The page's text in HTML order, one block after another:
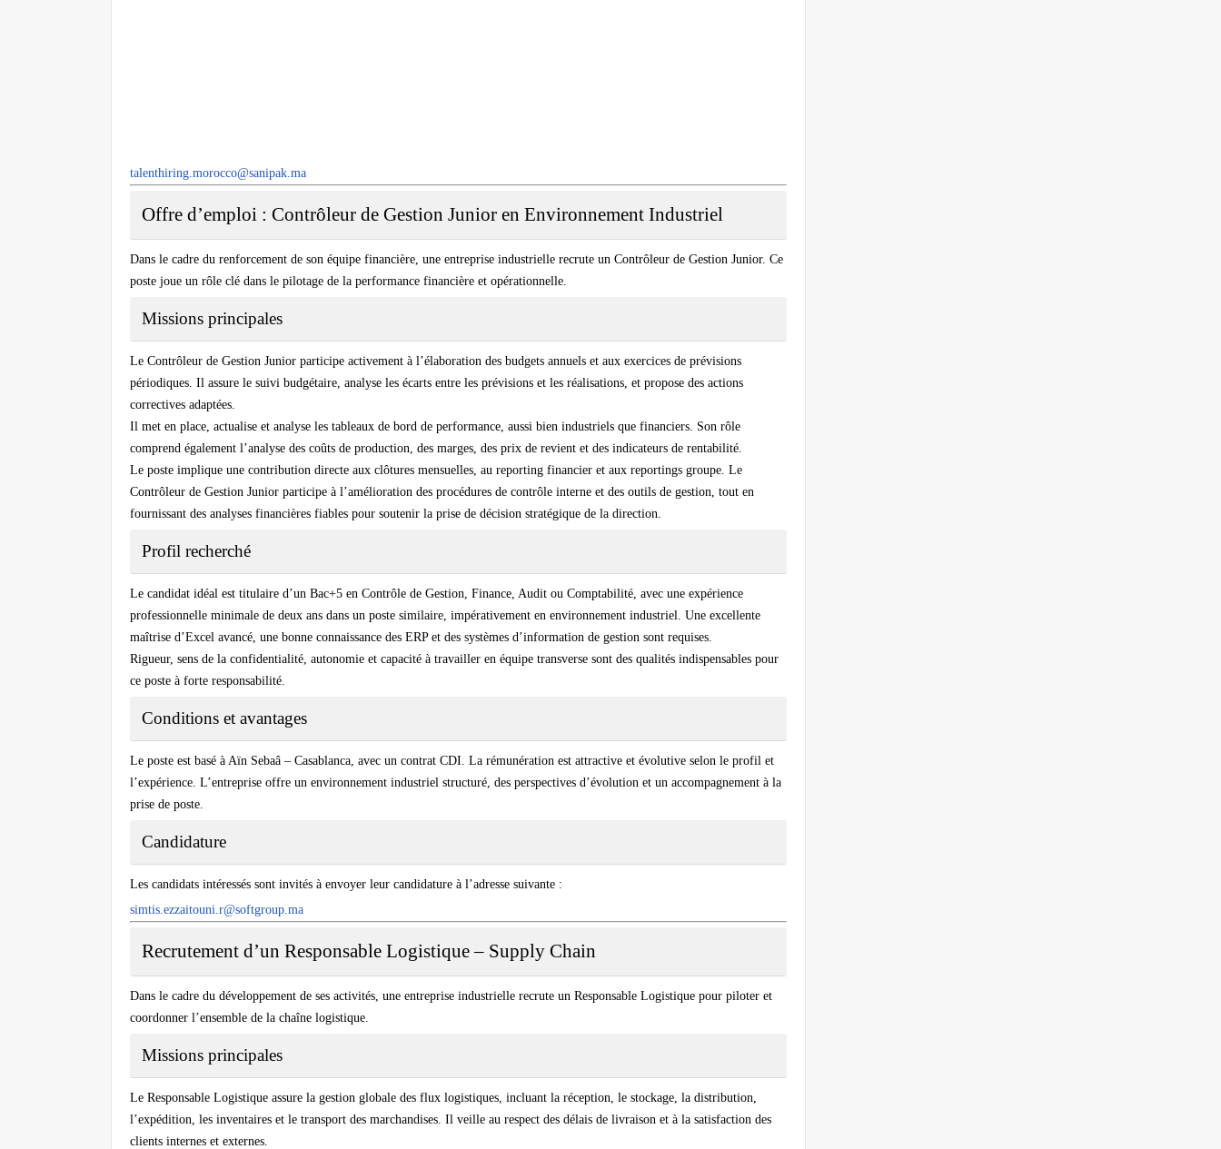
talenthiring.morocco@sanipak.ma
Offre d’emploi : Contrôleur de Gestion Junior en Environnement Industriel
Dans le cadre du renforcement de son équipe financière, une entreprise industrielle recrute un Contrôleur de Gestion Junior. Ce
poste joue un rôle clé dans le pilotage de la performance financière et opérationnelle.
Missions principales
Le Contrôleur de Gestion Junior participe activement à l’élaboration des budgets annuels et aux exercices de prévisions
périodiques. Il assure le suivi budgétaire, analyse les écarts entre les prévisions et les réalisations, et propose des actions
correctives adaptées.
Il met en place, actualise et analyse les tableaux de bord de performance, aussi bien industriels que financiers. Son rôle
comprend également l’analyse des coûts de production, des marges, des prix de revient et des indicateurs de rentabilité.
Le poste implique une contribution directe aux clôtures mensuelles, au reporting financier et aux reportings groupe. Le
Contrôleur de Gestion Junior participe à l’amélioration des procédures de contrôle interne et des outils de gestion, tout en
fournissant des analyses financières fiables pour soutenir la prise de décision stratégique de la direction.
Profil recherché
Le candidat idéal est titulaire d’un Bac+5 en Contrôle de Gestion, Finance, Audit ou Comptabilité, avec une expérience
professionnelle minimale de deux ans dans un poste similaire, impérativement en environnement industriel. Une excellente
maîtrise d’Excel avancé, une bonne connaissance des ERP et des systèmes d’information de gestion sont requises.
Rigueur, sens de la confidentialité, autonomie et capacité à travailler en équipe transverse sont des qualités indispensables pour
ce poste à forte responsabilité.
Conditions et avantages
Le poste est basé à Aïn Sebaâ – Casablanca, avec un contrat CDI. La rémunération est attractive et évolutive selon le profil et
l’expérience. L’entreprise offre un environnement industriel structuré, des perspectives d’évolution et un accompagnement à la
prise de poste.
Candidature
Les candidats intéressés sont invités à envoyer leur candidature à l’adresse suivante :
simtis.ezzaitouni.r@softgroup.ma
Recrutement d’un Responsable Logistique – Supply Chain
Dans le cadre du développement de ses activités, une entreprise industrielle recrute un Responsable Logistique pour piloter et
coordonner l’ensemble de la chaîne logistique.
Missions principales
Le Responsable Logistique assure la gestion globale des flux logistiques, incluant la réception, le stockage, la distribution,
l’expédition, les inventaires et le transport des marchandises. Il veille au respect des délais de livraison et à la satisfaction des
clients internes et externes.